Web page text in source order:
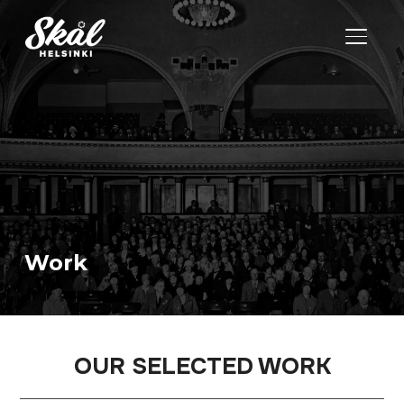
Work
OUR SELECTED WORK